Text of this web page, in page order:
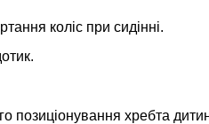
коліс при сидінні.
позиціонування хребта